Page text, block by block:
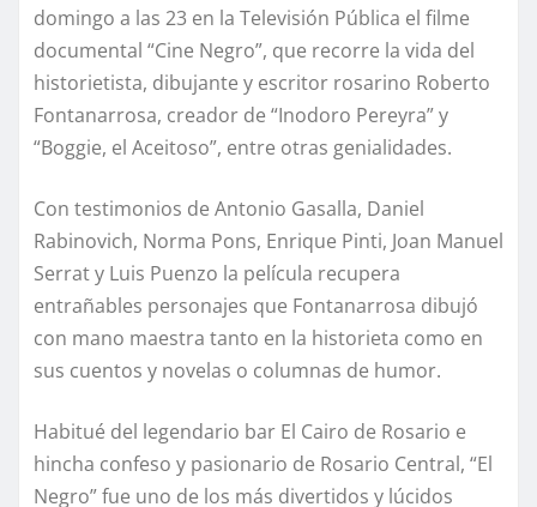
domingo a las 23 en la Televisión Pública el filme
documental “Cine Negro”, que recorre la vida del
historietista, dibujante y escritor rosarino Roberto
Fontanarrosa, creador de “Inodoro Pereyra” y
“Boggie, el Aceitoso”, entre otras genialidades.
Con testimonios de Antonio Gasalla, Daniel
Rabinovich, Norma Pons, Enrique Pinti, Joan Manuel
Serrat y Luis Puenzo la película recupera
entrañables personajes que Fontanarrosa dibujó
con mano maestra tanto en la historieta como en
sus cuentos y novelas o columnas de humor.
Habitué del legendario bar El Cairo de Rosario e
hincha confeso y pasionario de Rosario Central, “El
Negro” fue uno de los más divertidos y lúcidos